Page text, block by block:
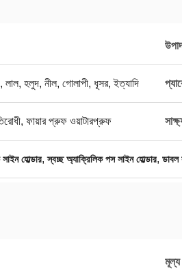
লাল, হলুদ, নীল, গোলাপী, ধূসর, ইত্যাদি
ফায়ার প্রুফ ওয়াটারপ্রুফ
হোল্ডার,স্বচ্ছ অ্যাক্রিলিক পস সাইন হোল্ডার, ডাবল
মূল্য